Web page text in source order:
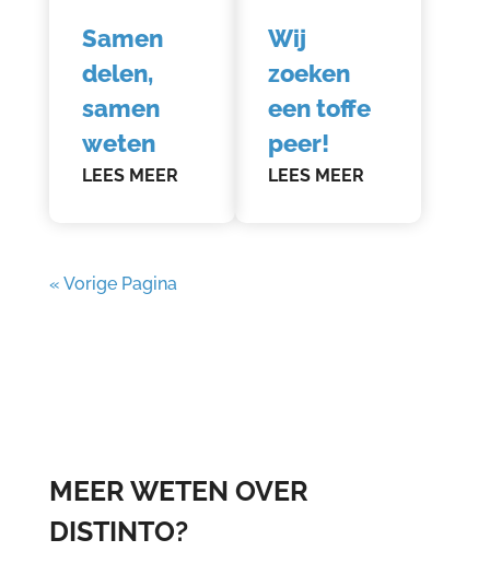
Samen
delen,
samen
weten
LEES MEER
Wij
zoeken
een toffe
peer!
LEES MEER
« Vorige Pagina
MEER WETEN OVER
DISTINTO?